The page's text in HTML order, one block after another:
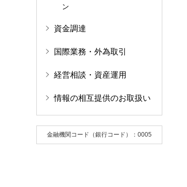
ン
資金調達
国際業務・外為取引
経営相談・資産運用
情報の相互提供のお取扱い
金融機関コード（銀行コード）：0005